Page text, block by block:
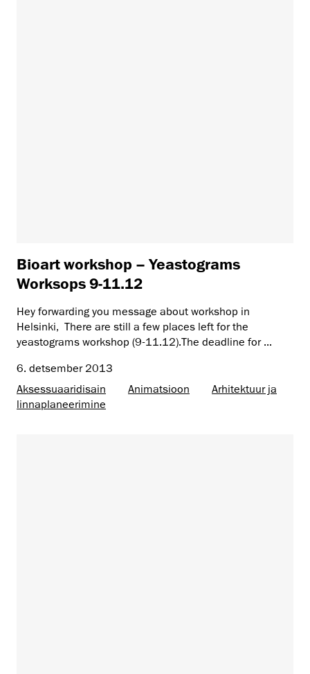
Bioart workshop – Yeastograms
Worksops 9-11.12
Hey forwarding you message about workshop in
Helsinki, There are still a few places left for the
yeastograms workshop (9-11.12).The deadline for ...
6. detsember 2013
Aksessuaaridisain
Animatsioon
Arhitektuur ja
linnaplaneerimine